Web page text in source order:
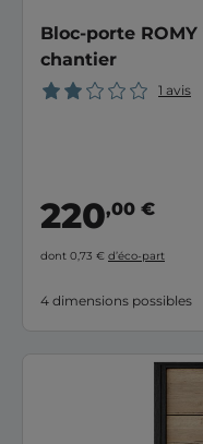
Bloc-porte
chantier
1 avis
220,00 €
dont 0,73 € d’éco-part
4 dimensions possibles